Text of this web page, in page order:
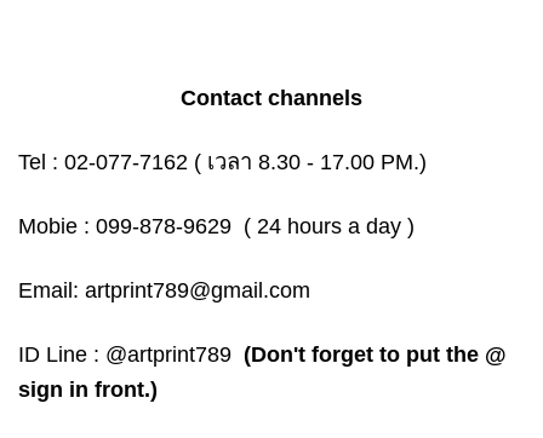
Contact channels
Tel : 02-077-7162 ( เวลา 8.30 - 17.00 PM.)
Mobie : 099-878-9629 ( 24 hours a day )
Email: artprint789@gmail.com
ID Line : @artprint789 (Don't forget to put the @
sign in front.)